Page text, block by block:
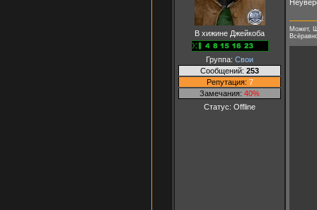
В хижине Джейкоба
Группа: Свои
Сообщений: 253
Репутация: 7
Замечания: 40%
Статус: Offline
Может,